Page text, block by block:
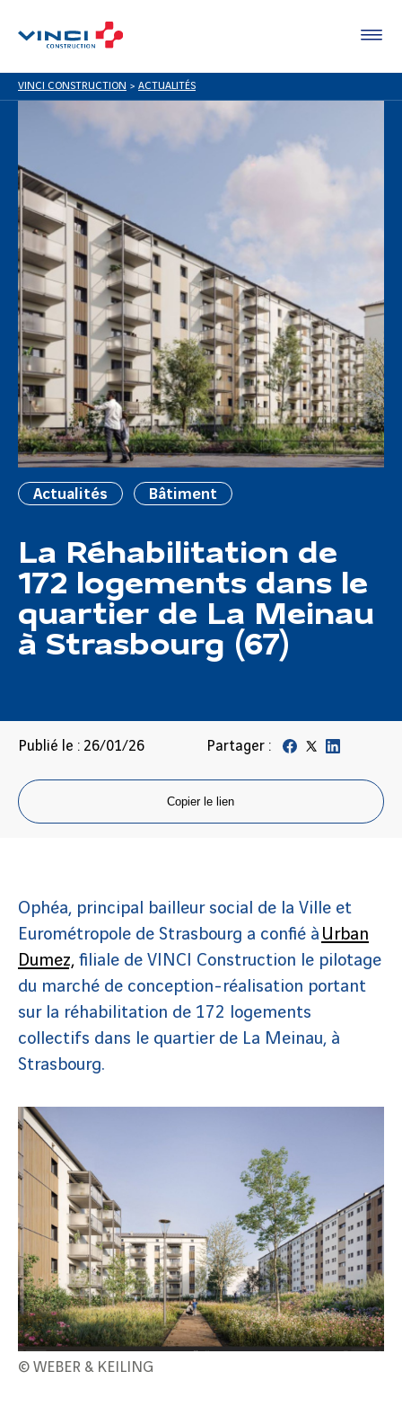
VINCI CONSTRUCTION > ACTUALITÉS
Actualités Bâtiment
La Réhabilitation de
172 logements dans le
quartier de La Meinau
à Strasbourg (67)
Publié le : 26/01/26 Partager :
Copier le lien
Ophéa, principal bailleur social de la Ville et
Eurométropole de Strasbourg a confié à Urban
Dumez, filiale de VINCI Construction le pilotage
du marché de conception-réalisation portant
sur la réhabilitation de 172 logements
collectifs dans le quartier de La Meinau, à
Strasbourg.
© WEBER & KEILING